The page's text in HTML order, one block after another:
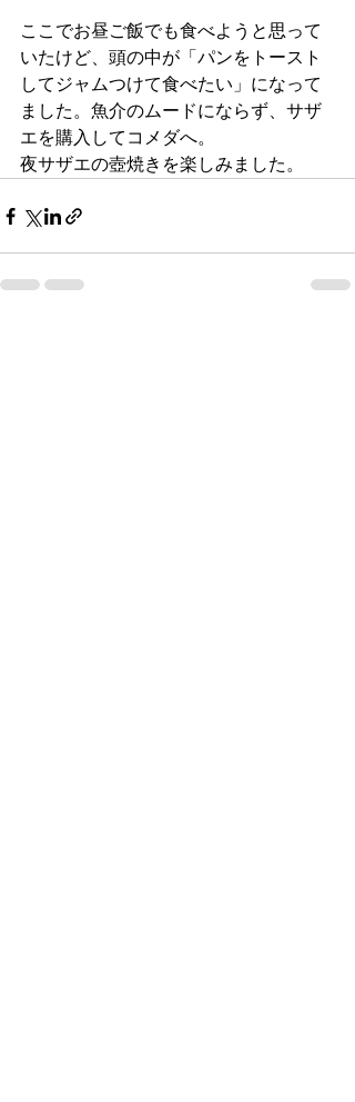
ここでお昼ご飯でも食べようと思って
いたけど、頭の中が「パンをトースト
してジャムつけて食べたい」になって
ました。魚介のムードにならず、サザ
エを購入してコメダへ。
夜サザエの壺焼きを楽しみました。